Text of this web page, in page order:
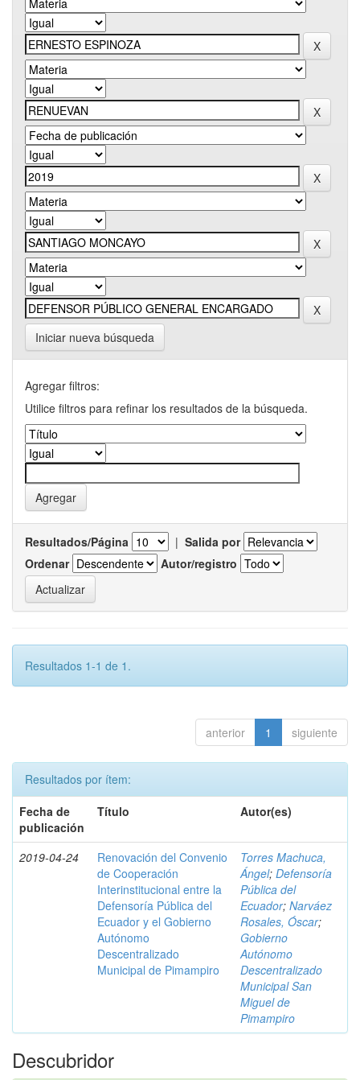
Iniciar nueva búsqueda
Agregar filtros:
Utilice filtros para refinar los resultados de la búsqueda.
Resultados/Página | Salida por
Ordenar
Autor/registro
Resultados 1-1 de 1.
anterior 1 siguiente
Resultados por ítem:
Fecha de
publicación
Título Autor(es)
2019-04-24
Renovación del Convenio
de Cooperación
Interinstitucional entre la
Defensoría Pública del
Ecuador y el Gobierno
Autónomo
Descentralizado
Municipal de Pimampiro
Torres Machuca,
Ángel; Defensoría
Pública del
Ecuador; Narváez
Rosales, Óscar;
Gobierno
Autónomo
Descentralizado
Municipal San
Miguel de
Pimampiro
Descubridor